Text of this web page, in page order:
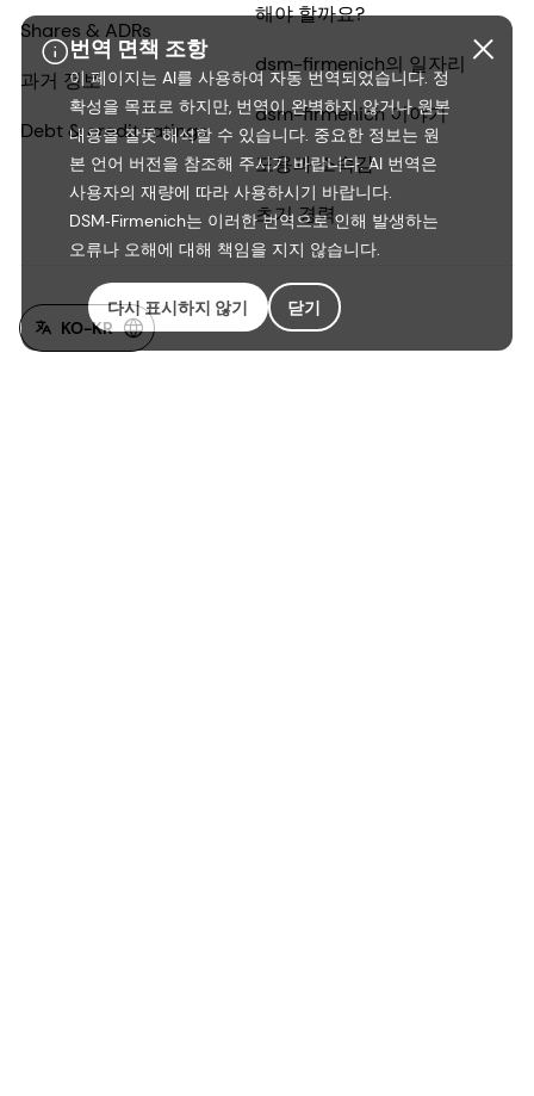
번역 면책 조항
이 페이지는 AI를 사용하여 자동 번역되었습니다. 정
확성을 목표로 하지만, 번역이 완벽하지 않거나 원본
내용을 잘못 해석할 수 있습니다. 중요한 정보는 원
본 언어 버전을 참조해 주시기 바랍니다. AI 번역은
사용자의 재량에 따라 사용하시기 바랍니다.
DSM‑Firmenich는 이러한 번역으로 인해 발생하는
오류나 오해에 대해 책임을 지지 않습니다.
다시 표시하지 않기 닫기
Shares & ADRs
과거 정보
Debt & credit ratings
해야 할까요?
dsm-firmenich의 일자리
dsm-firmenich 이야기
포용과 소속감
초기 경력
KO-KR